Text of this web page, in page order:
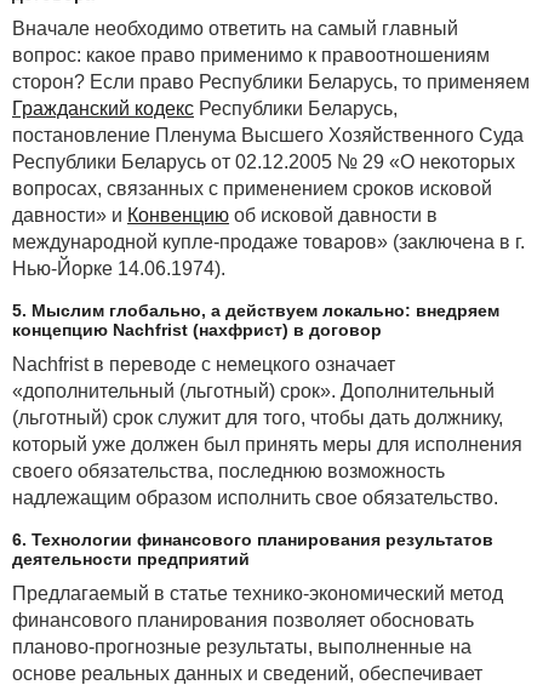
Вначале необходимо ответить на самый главный
вопрос: какое право применимо к правоотношениям
сторон? Если право Республики Беларусь, то применяем
Гражданский кодекс Республики Беларусь,
постановление Пленума Высшего Хозяйственного Суда
Республики Беларусь от 02.12.2005 № 29 «О некоторых
вопросах, связанных с применением сроков исковой
давности» и Конвенцию об исковой давности в
международной купле-продаже товаров» (заключена в г.
Нью-Йорке 14.06.1974).
5. Мыслим глобально, а действуем локально: внедряем
концепцию Nachfrist (нахфрист) в договор
Nachfrist в переводе с немецкого означает
«дополнительный (льготный) срок». Дополнительный
(льготный) срок служит для того, чтобы дать должнику,
который уже должен был принять меры для исполнения
своего обязательства, последнюю возможность
надлежащим образом исполнить свое обязательство.
6. Технологии финансового планирования результатов
деятельности предприятий
Предлагаемый в статье технико-экономический метод
финансового планирования позволяет обосновать
планово-прогнозные результаты, выполненные на
основе реальных данных и сведений, обеспечивает